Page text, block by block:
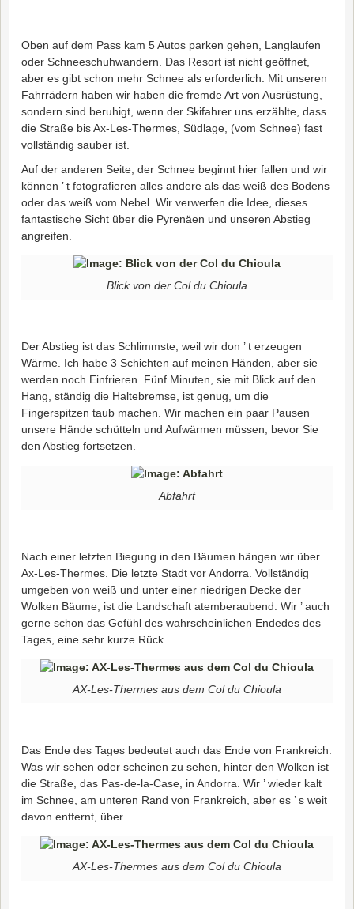
Oben auf dem Pass kam 5 Autos parken gehen, Langlaufen
oder Schneeschuhwandern. Das Resort ist nicht geöffnet,
aber es gibt schon mehr Schnee als erforderlich. Mit unseren
Fahrrädern haben wir haben die fremde Art von Ausrüstung,
sondern sind beruhigt, wenn der Skifahrer uns erzählte, dass
die Straße bis Ax-Les-Thermes, Südlage, (vom Schnee) fast
vollständig sauber ist.
Auf der anderen Seite, der Schnee beginnt hier fallen und wir
können ’ t fotografieren alles andere als das weiß des Bodens
oder das weiß vom Nebel. Wir verwerfen die Idee, dieses
fantastische Sicht über die Pyrenäen und unseren Abstieg
angreifen.
Blick von der Col du Chioula
Der Abstieg ist das Schlimmste, weil wir don ’ t erzeugen
Wärme. Ich habe 3 Schichten auf meinen Händen, aber sie
werden noch Einfrieren. Fünf Minuten, sie mit Blick auf den
Hang, ständig die Haltebremse, ist genug, um die
Fingerspitzen taub machen. Wir machen ein paar Pausen
unsere Hände schütteln und Aufwärmen müssen, bevor Sie
den Abstieg fortsetzen.
Abfahrt
Nach einer letzten Biegung in den Bäumen hängen wir über
Ax-Les-Thermes. Die letzte Stadt vor Andorra. Vollständig
umgeben von weiß und unter einer niedrigen Decke der
Wolken Bäume, ist die Landschaft atemberaubend. Wir ’ auch
gerne schon das Gefühl des wahrscheinlichen Endedes des
Tages, eine sehr kurze Rück.
AX-Les-Thermes aus dem Col du Chioula
Das Ende des Tages bedeutet auch das Ende von Frankreich.
Was wir sehen oder scheinen zu sehen, hinter den Wolken ist
die Straße, das Pas-de-la-Case, in Andorra. Wir ’ wieder kalt
im Schnee, am unteren Rand von Frankreich, aber es ’ s weit
davon entfernt, über …
AX-Les-Thermes aus dem Col du Chioula